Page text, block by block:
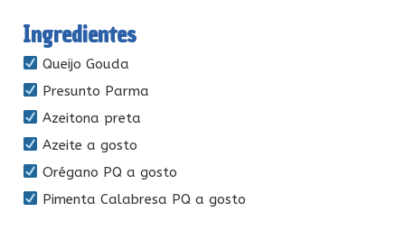
Ingredientes
Queijo Gouda
Presunto Parma
Azeitona preta
Azeite a gosto
Orégano PQ a gosto
Pimenta Calabresa PQ a gosto